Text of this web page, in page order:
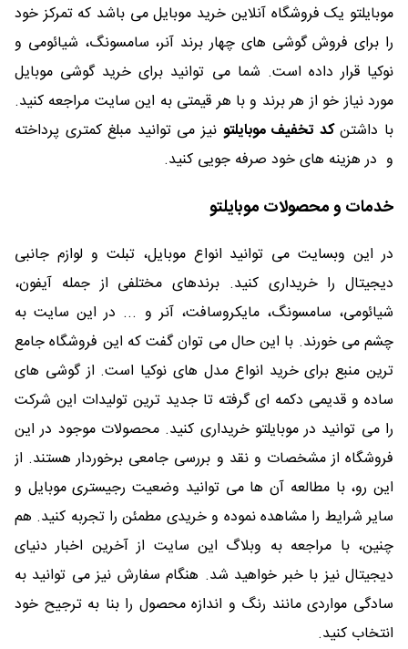
موبایلتو یک فروشگاه آنلاین خرید موبایل می باشد که تمرکز خود
را برای فروش گوشی های چهار برند آنر، سامسونگ، شیائومی و
نوکیا قرار داده است. شما می توانید برای خرید گوشی موبایل
مورد نیاز خو از هر برند و با هر قیمتی به این سایت مراجعه کنید.
با داشتنکد تخفیف موبایلتو نیز می توانید مبلغ کمتری پرداخته
و در هزینه های خود صرفه جویی کنید.
خدمات و محصولات موبایلتو
در این وبسایت می توانید انواع موبایل، تبلت و لوازم جانبی
دیجیتال را خریداری کنید. برندهای مختلفی از جمله آیفون،
شیائومی، سامسونگ، مایکروسافت، آنر و ... در این سایت به
چشم می خورند. با این حال می توان گفت که این فروشگاه جامع
ترین منبع برای خرید انواع مدل های نوکیا است. از گوشی های
ساده و قدیمی دکمه ای گرفته تا جدید ترین تولیدات این شرکت
را می توانید در موبایلتو خریداری کنید. محصولات موجود در این
فروشگاه از مشخصات و نقد و بررسی جامعی برخوردار هستند. از
این رو، با مطالعه آن ها می توانید وضعیت رجیستری موبایل و
سایر شرایط را مشاهده نموده و خریدی مطمئن را تجربه کنید. هم
چنین، با مراجعه به وبلاگ این سایت از آخرین اخبار دنیای
دیجیتال نیز با خبر خواهید شد. هنگام سفارش نیز می توانید به
سادگی مواردی مانند رنگ و اندازه محصول را بنا به ترجیح خود
انتخاب کنید.